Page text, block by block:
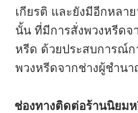
เกียรติ และยังมีอีกหลา
นั้น ที่มีการสั่งพวงหรีดจ
หรีด ด้วยประสบการณ์ก
พวงหรีดจากช่างผู้ชำน
ช่องทางติดต่อร้านนิยม